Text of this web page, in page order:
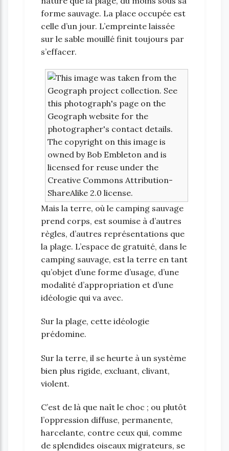
forme sauvage. La place occupée est
celle d’un jour. L’empreinte laissée
sur le sable mouillé finit toujours par
s’effacer.
Mais la terre, où le camping sauvage
prend corps, est soumise à d’autres
règles, d’autres représentations que
la plage. L’espace de gratuité, dans le
camping sauvage, est la terre en tant
qu’objet d’une forme d’usage, d’une
modalité d’appropriation et d’une
idéologie qui va avec.
Sur la plage, cette idéologie
prédomine.
Sur la terre, il se heurte à un système
bien plus rigide, excluant, clivant,
violent.
C’est de là que naît le choc ; ou plutôt
l’oppression diffuse, permanente,
harcelante, contre ceux qui, comme
de splendides oiseaux migrateurs, se